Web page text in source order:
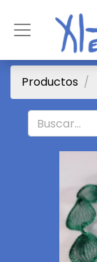
Productos